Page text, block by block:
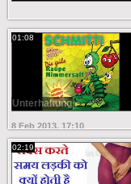
01:08
Unterhaltung
8 Feb 2013, 17:10
02:19